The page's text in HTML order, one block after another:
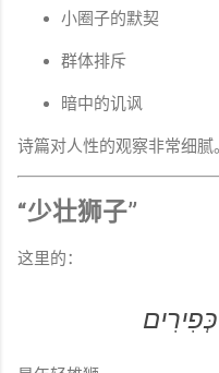
小圈子的默契
群体排斥
暗中的讥讽
诗篇对人性的观察非常细腻。
“少壮狮子”
这里的：